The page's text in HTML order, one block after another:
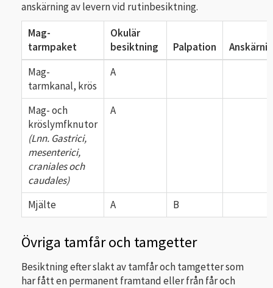
anskärning av levern vid rutinbesiktning.
Mag-
tarmpaket
Okulär
besiktning
Palpation
Mag-
tarmkanal, krös
A
Mag- och
kröslymfknutor
(Lnn. Gastrici,
mesenterici,
craniales och
caudales)
A
Mjälte A B
Övriga tamfår och tamgetter
Besiktning efter slakt av tamfår och tamgetter som
har fått en permanent framtand eller från får och